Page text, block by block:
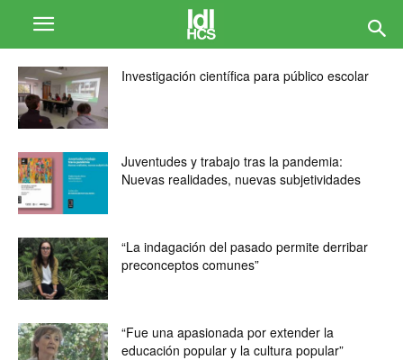
Investigación científica para público escolar
Juventudes y trabajo tras la pandemia:
Nuevas realidades, nuevas subjetividades
“La indagación del pasado permite derribar
preconceptos comunes”
“Fue una apasionada por extender la
educación popular y la cultura popular”